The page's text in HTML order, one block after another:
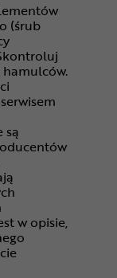
(śrub
są
w opisie,